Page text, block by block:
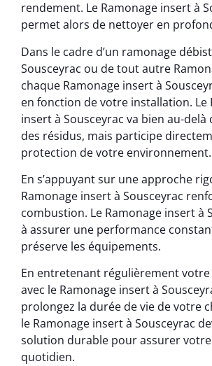
rendement. Le Ramonage insert à
permet alors de nettoyer en
Dans le cadre d’un ramonage
Sousceyrac ou de tout autre
chaque Ramonage insert à
en fonction de votre installation. Le
insert à Sousceyrac va bien au-delà
des résidus, mais participe
protection de votre environnement.
En s’appuyant sur une approche
Ramonage insert à Sousceyrac
combustion. Le Ramonage insert à
à assurer une performance
préserve les équipements.
En entretenant régulièrement
avec le Ramonage insert à
prolongez la durée de vie de votre
le Ramonage insert à Sousceyrac
solution durable pour assurer
quotidien.